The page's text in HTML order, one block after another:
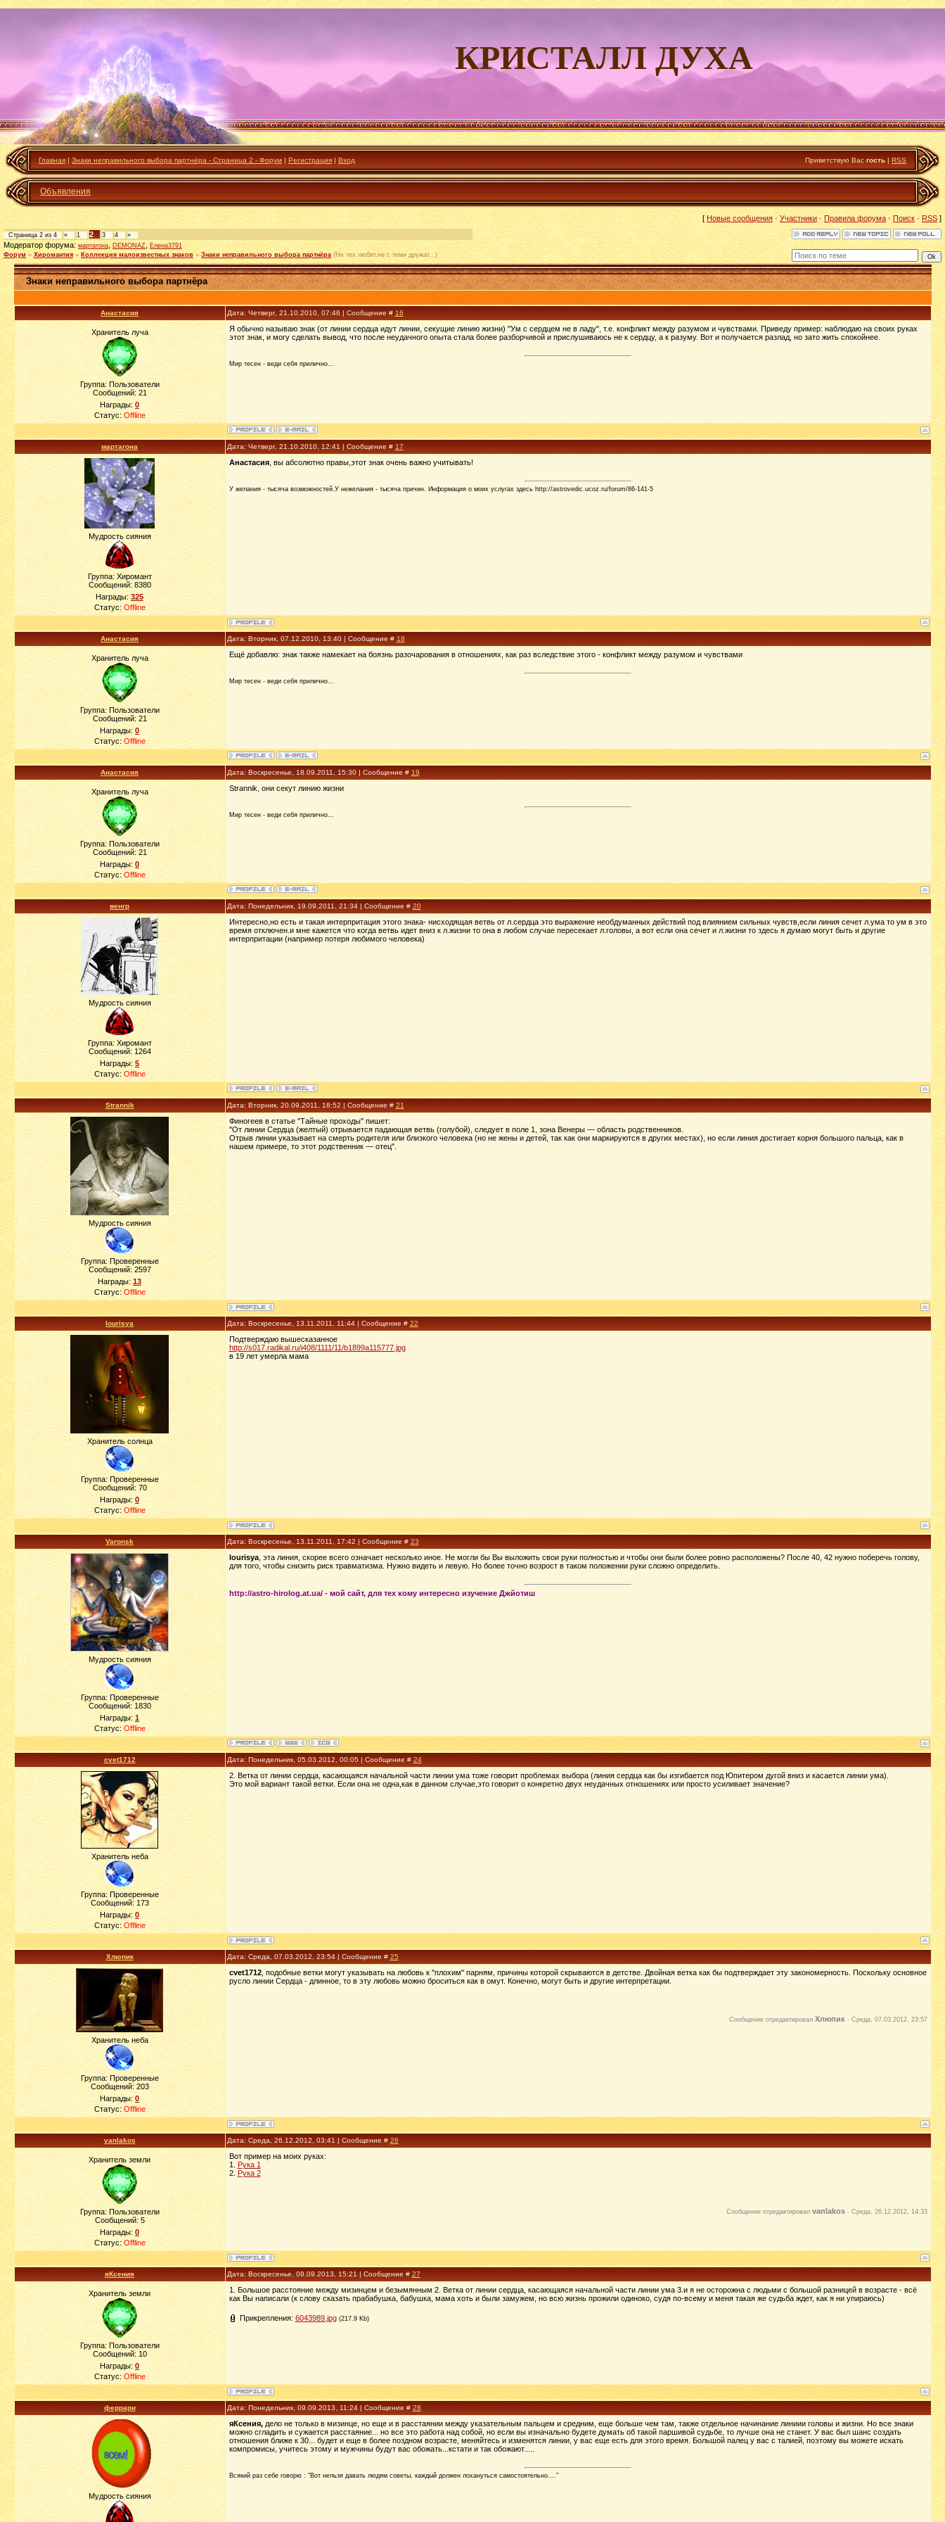
КРИСТАЛЛ ДУХА
Главная | Знаки неправильного выбора партнёра - Страница 2 - Форум | Регистрация | Вход Приветствую Вас гость | RSS
Объявления
[Новые сообщения · Участники·Правила форума·Поиск · RSS ]
Страница 2 из 4 « 1 2 3 4 »
Модератор форума:мартагона DEMONAZ
Елена3791
Форум » Хиромантия » Коллекция малоизвестных знаков » Знаки неправильного выбора партнёра (Не тех любят,не с теми дружат...)
Знаки неправильного выбора партнёра
Анастасия Дата: Четверг, 21.10.2010, 07:46 | Сообщение # 16
Хранитель луча
Группа: Пользователи
Сообщений:21
Награды: 0
Статус: Offline
Я обычно называю знак (от линии сердца идут линии, секущие линию жизни) "Ум с сердцем не в ладу", т.е. конфликт между разумом и чувствами. Приведу пример: наблюдаю на своих руках
этот знак, и могу сделать вывод, что после неудачного опыта стала более разборчивой и прислушиваюсь не к сердцу, а к разуму. Вот и получается разлад, но зато жить спокойнее.
Мир тесен - веди себя прилично...
мартагона Дата: Четверг, 21.10.2010, 12:41 | Сообщение # 17
Мудрость сияния
Группа: Хиромант
Сообщений: 8380
Награды:325
Статус: Offline
Анастасия, вы абсолютно правы,этот знак очень важно учитывать!
У желания - тысяча возможностей.У нежелания - тысяча причин. Информация о моих услугах здесь http://astrovedic.ucoz.ru/forum/86-141-5
Анастасия Дата: Вторник, 07.12.2010, 13:40 | Сообщение # 18
Хранитель луча
Группа: Пользователи
Сообщений:21
Награды: 0
Статус: Offline
Ещё добавлю: знак также намекает на боязнь разочарования в отношениях, как раз вследствие этого - конфликт между разумом и чувствами
Мир тесен - веди себя прилично...
Анастасия Дата: Воскресенье, 18.09.2011, 15:30 | Сообщение # 19
Хранитель луча
Группа: Пользователи
Сообщений:21
Награды: 0
Статус: Offline
Strannik, они секут линию жизни
Мир тесен - веди себя прилично...
венгр Дата: Понедельник, 19.09.2011, 21:34 | Сообщение # 20
Мудрость сияния
Группа: Хиромант
Сообщений: 1264
Награды: 5
Статус: Offline
Интересно,но есть и такая интерпритация этого знака- нисходящая ветвь от л.сердца это выражение необдуманных действий под влиянием сильных чувств,если линия сечет л.ума то ум в это
время отключен.и мне кажется что когда ветвь идет вниз к л.жизни то она в любом случае пересекает л.головы, а вот если она сечет и л.жизни то здесь я думаю могут быть и другие
интерпритации (например потеря любимого человека)
Strannik Дата: Вторник, 20.09.2011, 18:52 | Сообщение # 21
Мудрость сияния
Группа: Проверенные
Сообщений: 2597
Награды: 13
Статус: Offline
Финогеев в статье "Тайные проходы" пишет:
"От линии Сердца (желтый) отрывается падающая ветвь (голубой), следует в поле 1, зона Венеры — область родственников.
Отрыв линии указывает на смерть родителя или близкого человека (но не жены и детей, так как они маркируются в других местах), но если линия достигает корня большого пальца, как в
нашем примере, то этот родственник — отец".
lourisya Дата: Воскресенье, 13.11.2011, 11:44 | Сообщение # 22
Хранитель солнца
Группа: Проверенные
Сообщений: 70
Награды: 0
Статус: Offline
Подтверждаю вышесказанное
http://s017.radikal.ru/i408/1111/11/b1899a115777.jpg
в 19 лет умерла мама
Varonsk Дата: Воскресенье, 13.11.2011, 17:42 | Сообщение # 23
Мудрость сияния
Группа: Проверенные
Сообщений: 1830
Награды: 1
Статус: Offline
lourisya, эта линия, скорее всего означает несколько иное. Не могли бы Вы выложить свои руки полностью и чтобы они были более ровно расположены? После 40, 42 нужно поберечь голову,
для того, чтобы снизить риск травматизма. Нужно видеть и левую. Но более точно возрост в таком положении руки сложно определить.
http://astro-hirolog.at.ua/ - мой сайт, для тех кому интересно изучение Джйотиш
cvet1712 Дата: Понедельник, 05.03.2012, 00:05 | Сообщение # 24
Хранитель неба
Группа: Проверенные
Сообщений: 173
Награды: 0
Статус: Offline
2. Ветка от линии сердца, касающаяся начальной части линии ума тоже говорит проблемах выбора (линия сердца как бы изгибается под Юпитером дугой вниз и касается линии ума).
Это мой вариант такой ветки. Если она не одна,как в данном случае,это говорит о конкретно двух неудачных отношениях или просто усиливает значение?
Хлюпик Дата: Среда, 07.03.2012, 23:54 | Сообщение # 25
Хранитель неба
Группа: Проверенные
Сообщений: 203
Награды: 0
Статус: Offline
cvet1712, подобные ветки могут указывать на любовь к "плохим" парням, причины которой скрываются в детстве. Двойная ветка как бы подтверждает эту закономерность. Поскольку основное
русло линии Сердца - длинное, то в эту любовь можно броситься как в омут. Конечно, могут быть и другие интерпретации.
Сообщение отредактировал Хлюпик- Среда, 07.03.2012, 23:57
vanlakos Дата: Среда, 26.12.2012, 03:41 | Сообщение # 26
Хранитель земли
Группа: Пользователи
Сообщений: 5
Награды: 0
Статус: Offline
Вот пример на моих руках:
1. Рука 1
2. Рука 2
Сообщение отредактировал vanlakos- Среда, 26.12.2012, 14:33
яКсения Дата: Воскресенье, 08.09.2013, 15:21 | Сообщение # 27
Хранитель земли
Группа: Пользователи
Сообщений:10
Награды: 0
Статус: Offline
1. Большое расстояние между мизинцем и безымянным 2. Ветка от линии сердца, касающаяся начальной части линии ума 3.и я не осторожна с людьми с большой разницей в возрасте - всё
как Вы написали (к слову сказать прабабушка, бабушка, мама хоть и были замужем, но всю жизнь прожили одиноко, судя по-всему и меня такая же судьба ждет, как я ни упираюсь)
Прикрепления: 6043989.jpg (217.9 Kb)
феррари Дата: Понедельник, 09.09.2013, 11:24 | Сообщение # 28
Мудрость сияния
яКсения,дело не только в мизинце, но еще и в расстаянии между указательным пальцем и средним, еще больше чем там, также отдельное начинание линиии головы и жизни. Но все знаки
можно сгладить и сужается расстаяние... но все это работа над собой, но если вы изначально будете думать об такой паршивой судьбе, то лучше она не станет. У вас был шанс создать
отношения ближе к 30... будет и еще в более поздном возрасте, меняйтесь и изменятся линии, у вас еще есть для этого время. Большой палец у вас с талией, поэтому вы можете искать
компромисы, учитесь этому и мужчины будут вас обожать...кстати и так обожают.....
Всякий раз себе говорю : "Вот нельзя давать людям советы, каждый должен лохануться самостоятельно...."